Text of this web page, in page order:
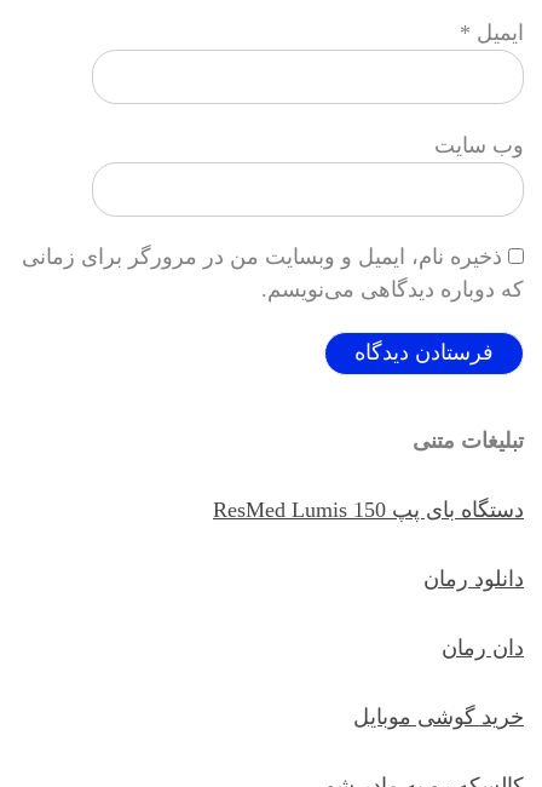
ایمیل *
وب‌ سایت
ذخیره نام، ایمیل و وبسایت من در مرورگر برای زمانی
که دوباره دیدگاهی می‌نویسم.
تبلیغات متنی
دستگاه بای پپ ResMed Lumis 150
دانلود رمان
دان رمان
خرید گوشی موبایل